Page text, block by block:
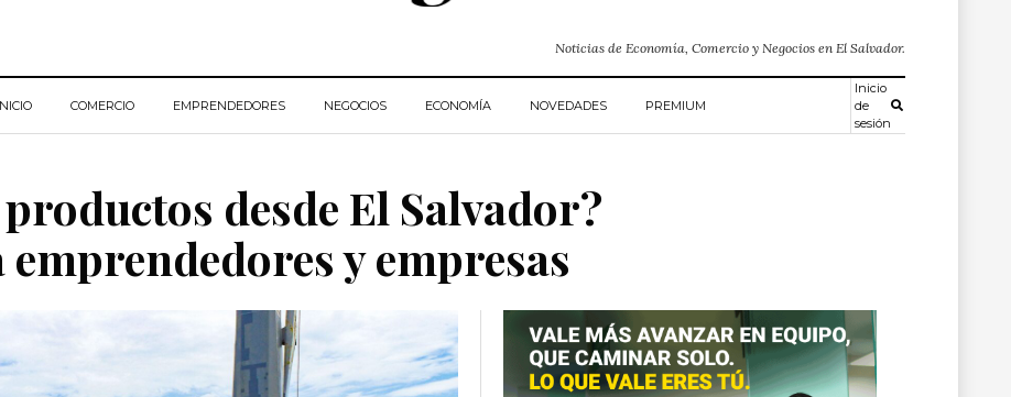
Noticias de Economía, Comercio y Negocios en El Salvador.
COMERCIO EMPRENDEDORES NEGOCIOS ECONOMÍA NOVEDADES PREMIUM
Inicio
de
sesión
desde El Salvador?
y empresas